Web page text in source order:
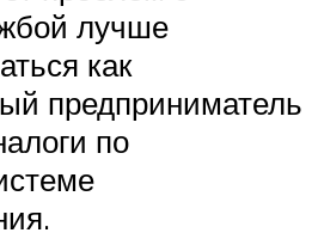
лучше
как
предприниматель
по